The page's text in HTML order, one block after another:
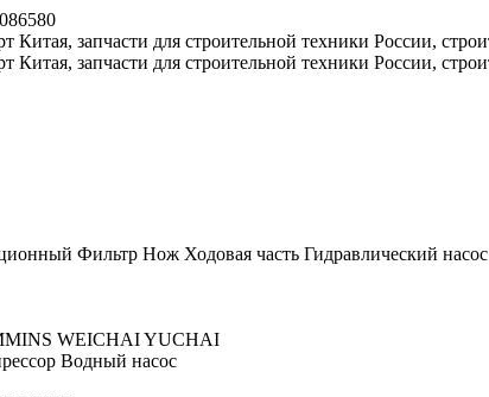
Фильтр Нож Ходовая часть Гидравлический насос
WEICHAIYUCHAI
Водный насос